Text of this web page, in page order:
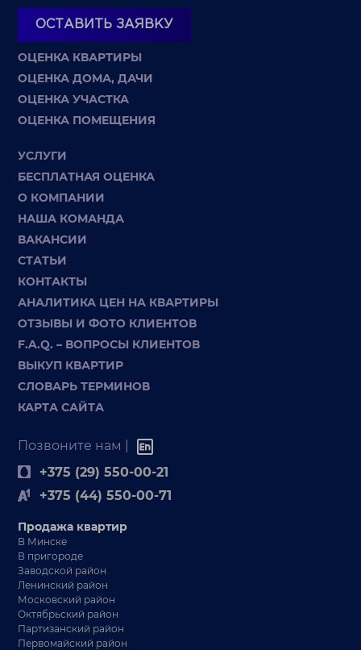
ОСТАВИТЬ ЗАЯВКУ
ОЦЕНКА КВАРТИРЫ
ОЦЕНКА ДОМА, ДАЧИ
ОЦЕНКА УЧАСТКА
ОЦЕНКА ПОМЕЩЕНИЯ
УСЛУГИ
БЕСПЛАТНАЯ ОЦЕНКА
О КОМПАНИИ
НАША КОМАНДА
ВАКАНСИИ
СТАТЬИ
КОНТАКТЫ
АНАЛИТИКА ЦЕН НА КВАРТИРЫ
ОТЗЫВЫ И ФОТО КЛИЕНТОВ
F.A.Q. – ВОПРОСЫ КЛИЕНТОВ
ВЫКУП КВАРТИР
СЛОВАРЬ ТЕРМИНОВ
КАРТА САЙТА
Позвоните нам |
+375 (29) 550-00-21
+375 (44) 550-00-71
Продажа квартир
В Минске
В пригороде
Заводской район
Ленинский район
Московский район
Октябрьский район
Партизанский район
Первомайский район